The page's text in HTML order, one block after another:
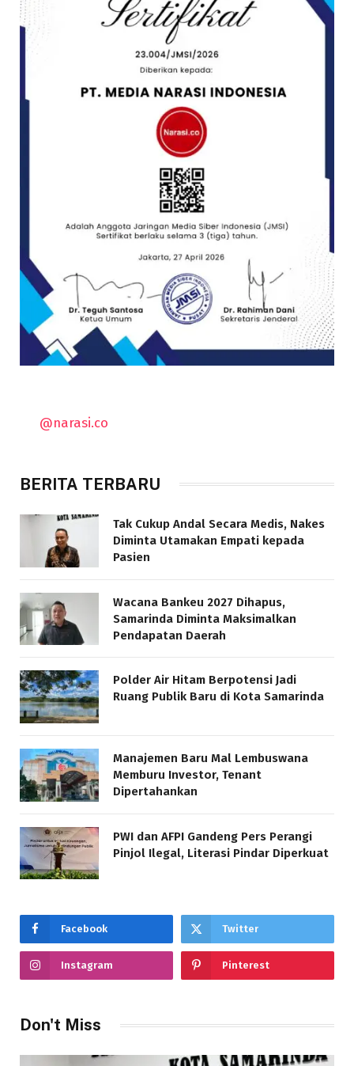
@narasi.co
BERITA TERBARU
Tak Cukup Andal Secara Medis, Nakes
Diminta Utamakan Empati kepada
Pasien
Wacana Bankeu 2027 Dihapus,
Samarinda Diminta Maksimalkan
Pendapatan Daerah
Polder Air Hitam Berpotensi Jadi
Ruang Publik Baru di Kota Samarinda
Manajemen Baru Mal Lembuswana
Memburu Investor, Tenant
Dipertahankan
PWI dan AFPI Gandeng Pers Perangi
Pinjol Ilegal, Literasi Pindar Diperkuat
Facebook Twitter
Instagram Pinterest
Don't Miss